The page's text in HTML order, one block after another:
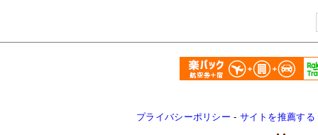
プライバシーポリシー - サイトを推薦する